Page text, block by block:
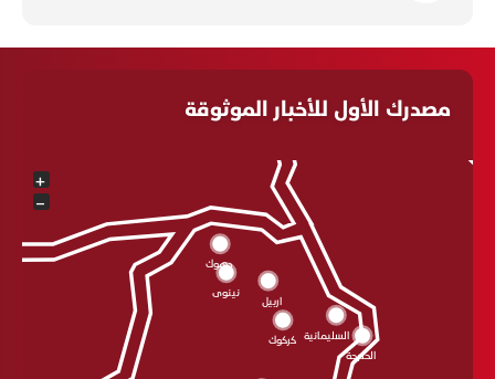
مصدرك الأول للأخبار الموثوقة
الحلبجة
السليمانية كركوك
اربيل
دهوك
نينوى
+
−